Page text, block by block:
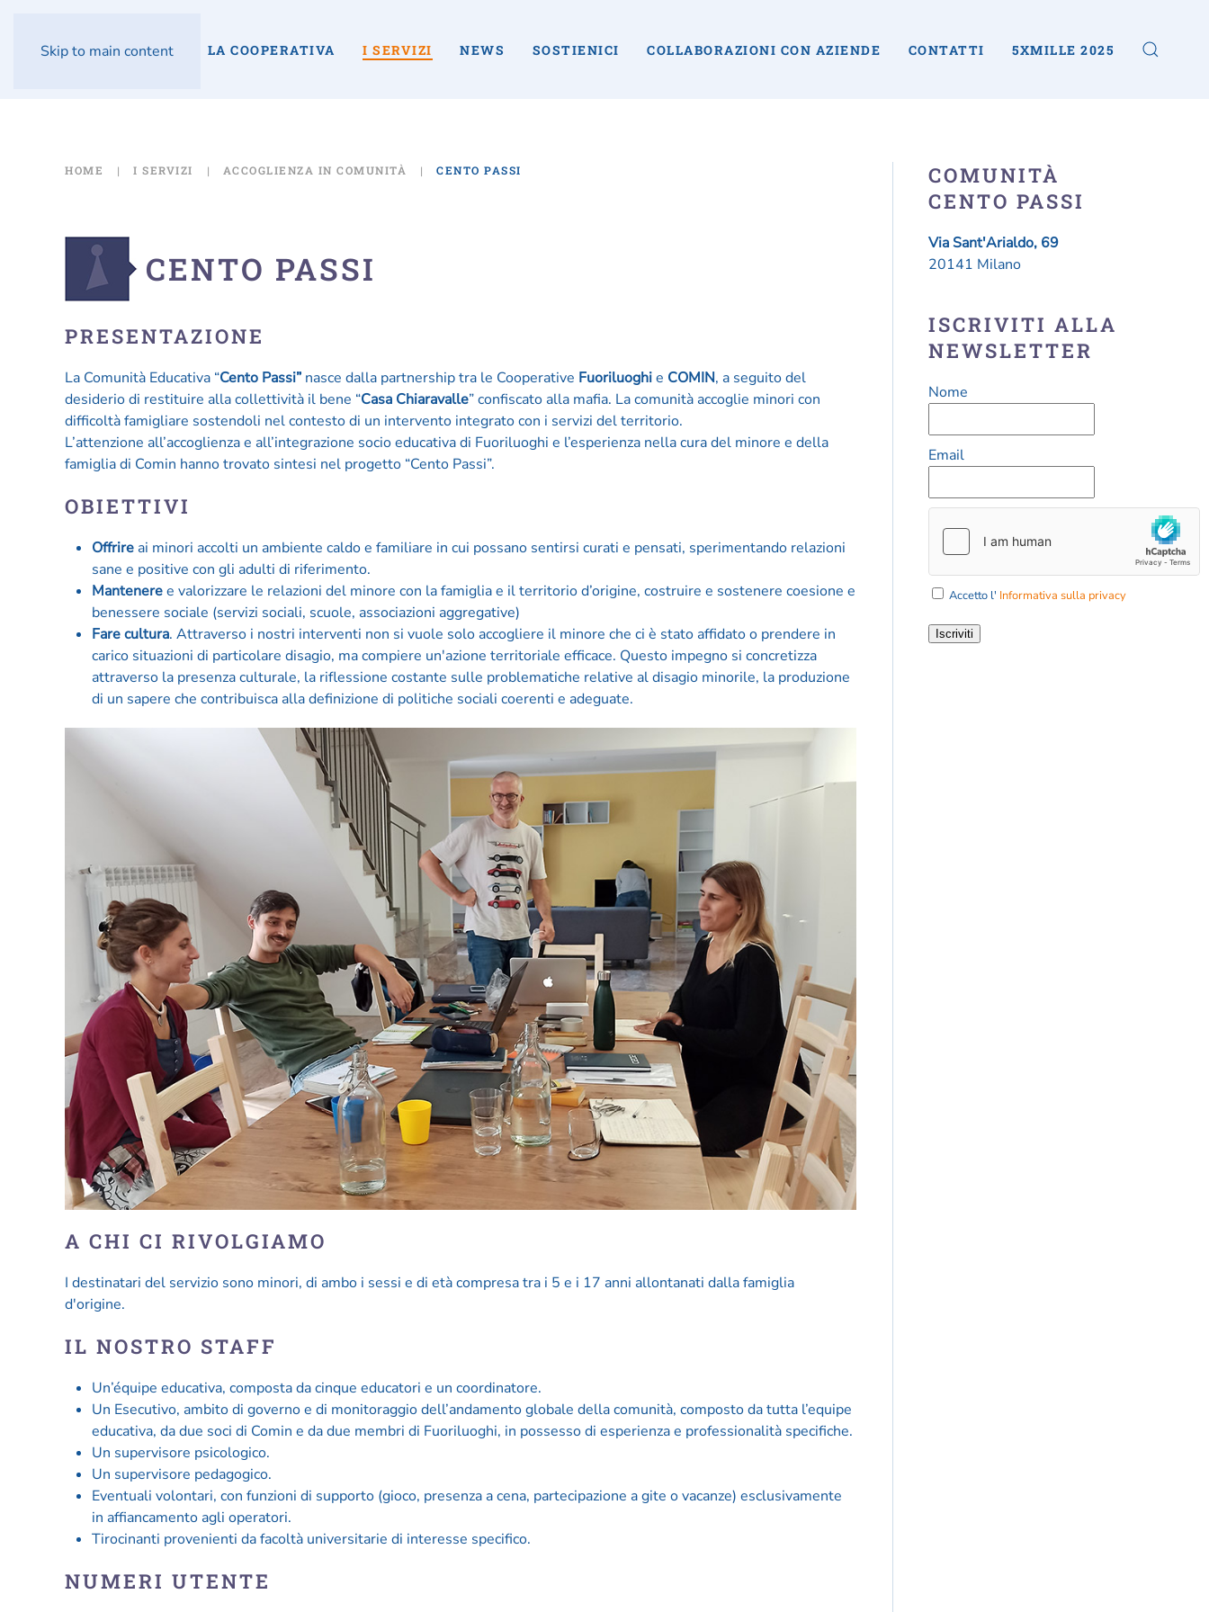
Skip to main content LA COOPERATIVA I SERVIZI NEWS SOSTIENICI COLLABORAZIONI CON AZIENDE CONTATTI 5XMILLE 2025
HOME I SERVIZI ACCOGLIENZA IN COMUNITÀ CENTO PASSI
CENTO PASSI
PRESENTAZIONE
La Comunità Educativa “Cento Passi” nasce dalla partnership tra le Cooperative Fuoriluoghie COMIN, a seguito del
desiderio di restituire alla collettività il bene “Casa Chiaravalle” confiscato alla mafia. La comunità accoglie minori con
difficoltà famigliare sostendoli nel contesto di un intervento integrato con i servizi del territorio.
L’attenzione all’accoglienza e all’integrazione socio educativa di Fuoriluoghi e l’esperienza nella cura del minore e della
famiglia di Comin hanno trovato sintesi nel progetto “Cento Passi”.
OBIETTIVI
Offrire ai minori accolti un ambiente caldo e familiare in cui possano sentirsi curati e pensati, sperimentando relazioni
sane e positive con gli adulti di riferimento.
Manteneree valorizzare le relazioni del minore con la famiglia e il territorio d’origine, costruire e sostenere coesione e
benessere sociale (servizi sociali, scuole, associazioni aggregative)
Fare cultura. Attraverso i nostri interventi non si vuole solo accogliere il minore che ci è stato affidato o prendere in
carico situazioni di particolare disagio, ma compiere un'azione territoriale efficace. Questo impegno si concretizza
attraverso la presenza culturale, la riflessione costante sulle problematiche relative al disagio minorile, la produzione
di un sapere che contribuisca alla definizione di politiche sociali coerenti e adeguate.
A CHI CI RIVOLGIAMO
I destinatari del servizio sono minori, di ambo i sessi e di età compresa tra i 5 e i 17 anni allontanati dalla famiglia
d'origine.
IL NOSTRO STAFF
Un’équipe educativa, composta da cinque educatori e un coordinatore.
Un Esecutivo, ambito di governo e di monitoraggio dell’andamento globale della comunità, composto da tutta l’equipe
educativa, da due soci di Comin e da due membri di Fuoriluoghi, in possesso di esperienza e professionalità specifiche.
Un supervisore psicologico.
Un supervisore pedagogico.
Eventuali volontari, con funzioni di supporto (gioco, presenza a cena, partecipazione a gite o vacanze) esclusivamente
in affiancamento agli operatori.
Tirocinanti provenienti da facoltà universitarie di interesse specifico.
NUMERI UTENTE
COMUNITÀ
CENTO PASSI
Via Sant'Arialdo, 69
20141 Milano
ISCRIVITI ALLA
NEWSLETTER
Nome
Email
Accetto l' Informativa sulla privacy
Iscriviti